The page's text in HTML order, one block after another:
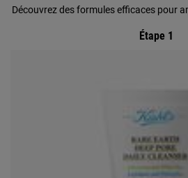
Découvrez des formules efficaces pour
Étape 1